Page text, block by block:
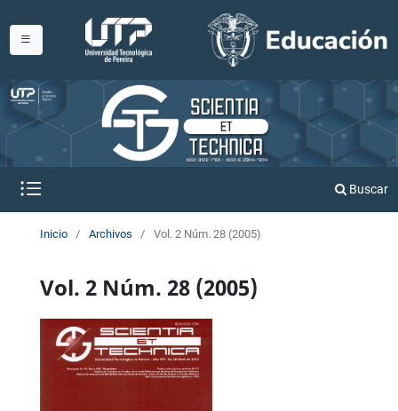
Buscar
Inicio / Archivos / Vol. 2 Núm. 28 (2005)
Vol. 2 Núm. 28 (2005)